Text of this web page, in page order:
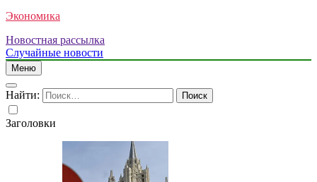
Экономика
Новостная рассылка
Случайные новости
Меню
Найти:
Заголовки